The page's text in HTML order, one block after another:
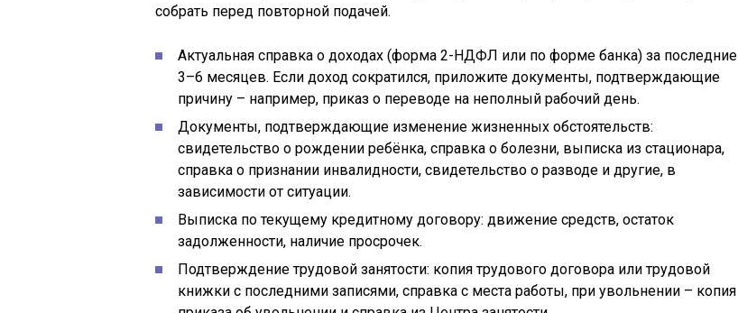
собрать перед повторной подачей.
Актуальная справка о доходах (форма 2-НДФЛ или по форме банка) за последние
3–6 месяцев. Если доход сократился, приложите документы, подтверждающие
причину – например, приказ о переводе на неполный рабочий день.
Документы, подтверждающие изменение жизненных обстоятельств:
свидетельство о рождении ребёнка, справка о болезни, выписка из стационара,
справка о признании инвалидности, свидетельство о разводе и другие, в
зависимости от ситуации.
Выписка по текущему кредитному договору: движение средств, остаток
задолженности, наличие просрочек.
Подтверждение трудовой занятости: копия трудового договора или трудовой
книжки с последними записями, справка с места работы, при увольнении – копия